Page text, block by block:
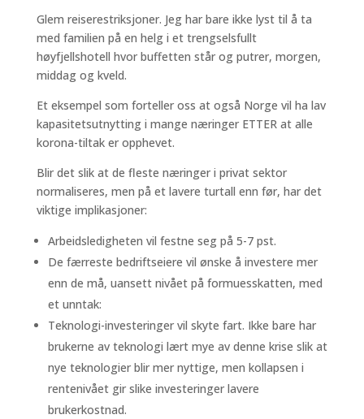
Glem reiserestriksjoner. Jeg har bare ikke lyst til å ta
med familien på en helg i et trengselsfullt
høyfjellshotell hvor buffetten står og putrer, morgen,
middag og kveld.
Et eksempel som forteller oss at også Norge vil ha lav
kapasitetsutnytting i mange næringer ETTER at alle
korona-tiltak er opphevet.
Blir det slik at de fleste næringer i privat sektor
normaliseres, men på et lavere turtall enn før, har det
viktige implikasjoner:
Arbeidsledigheten vil festne seg på 5-7 pst.
De færreste bedriftseiere vil ønske å investere mer
enn de må, uansett nivået på formuesskatten, med
et unntak:
Teknologi-investeringer vil skyte fart. Ikke bare har
brukerne av teknologi lært mye av denne krise slik at
nye teknologier blir mer nyttige, men kollapsen i
rentenivået gir slike investeringer lavere
brukerkostnad.